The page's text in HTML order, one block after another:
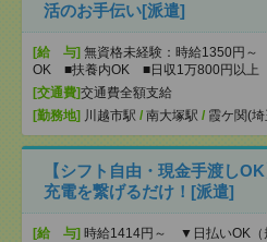
活のお手伝い[派遣]
[給 与] 無資格未経験：時給1350円
OK ■扶養内OK ■日収1万800円以上
[交通費]交通費全額支給
[勤務地] 川越市駅 / 南大塚駅 / 霞ケ関(
【シフト自由・現金手渡し
充電を繋げるだけ！[派遣]
[給 与] 時給1414円～ ▼日払いOK（